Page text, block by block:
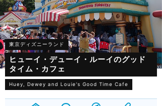
東京ディズニーランド
ヒューイ・デューイ・ルーイのグッド
タイム・カフェ
Huey, Dewey and Louie's Good Time Cafe